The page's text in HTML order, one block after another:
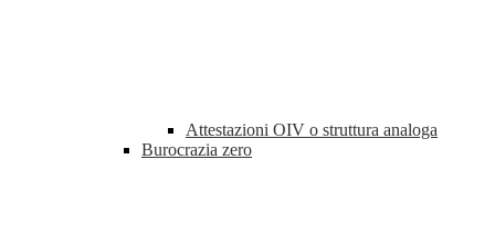
Attestazioni OIV o struttura analoga
Burocrazia zero